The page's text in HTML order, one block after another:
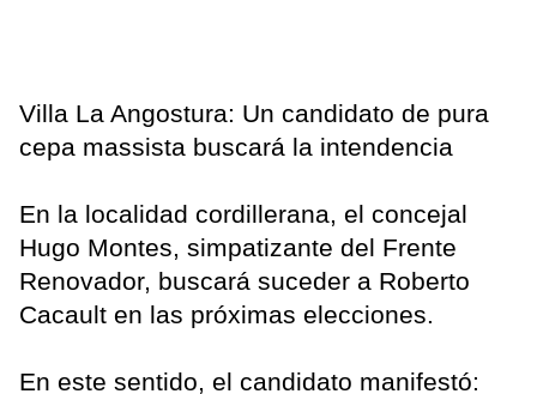
Villa La Angostura: Un candidato de pura
cepa massista buscará la intendencia
En la localidad cordillerana, el concejal
Hugo Montes, simpatizante del Frente
Renovador, buscará suceder a Roberto
Cacault en las próximas elecciones.
En este sentido, el candidato manifestó: